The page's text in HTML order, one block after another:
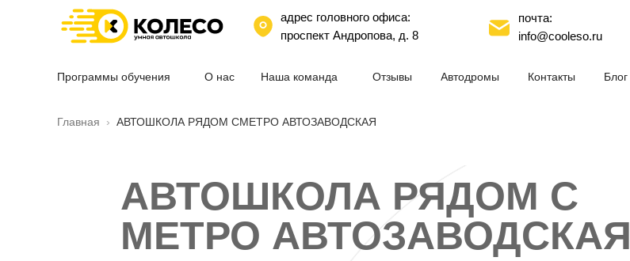
Блог
Контакты
Автодромы
Отзывы
Наша команда
О нас
Программы обучения
почта:
info@cooleso.ru
адрес головного офиса:
проспект Андропова, д. 8
Главная › АВТОШКОЛА РЯДОМ СМЕТРО АВТОЗАВОДСКАЯ
АВТОШКОЛА РЯДОМ С
МЕТРО АВТОЗАВОДСКАЯ